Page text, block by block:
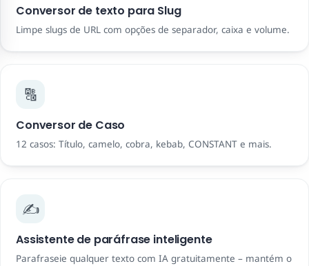
Conversor de texto para Slug
Limpe slugs de URL com opções de separador, caixa e volume.
🔠
Conversor de Caso
12 casos: Título, camelo, cobra, kebab, CONSTANT e mais.
✍️
Assistente de paráfrase inteligente
Parafraseie qualquer texto com IA gratuitamente – mantém o